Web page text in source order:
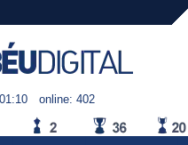
online: 402